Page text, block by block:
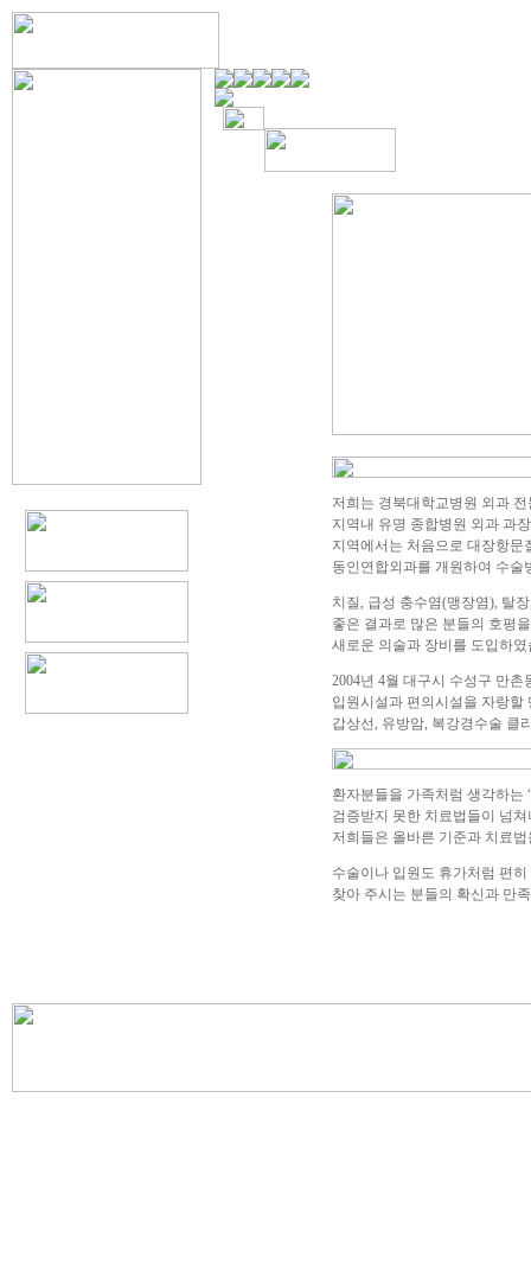
저희는 경북대학교병원 외과
지역내 유명 종합병원 외과 과
지역에서는 처음으로 대장항문
동인연합외과를 개원하여 수술
치질, 급성 충수염(맹장염), 탈
좋은 결과로 많은 분들의 호평
새로운 의술과 장비를 도입하였
2004년 4월 대구시 수성구 만
입원시설과 편의시설을 자랑할
갑상선, 유방암, 복강경수술 클
환자분들을 가족처럼 생각하는
검증받지 못한 치료법들이 넘
저희들은 올바른 기준과 치료
수술이나 입원도 휴가처럼 편
찾아 주시는 분들의 확신과 만